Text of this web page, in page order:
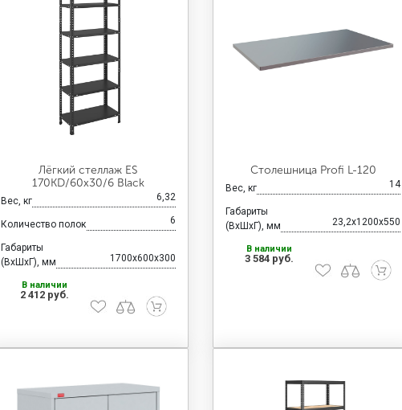
Лёгкий стеллаж ES
170KD/60x30/6 Black
Вес, кг 6,32
Количество полок 6
Габариты
(ВхШхГ), мм
1700x600x300
В наличии
2 412 руб.
Столешница Profi L-120
Вес, кг 14
Габариты
(ВхШхГ), мм
23,2x1200x550
В наличии
3 584 руб.